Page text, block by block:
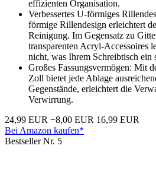
effizienten Organisation.
Verbessertes U-förmiges
förmige Rillendesign erleichtert
Reinigung. Im Gegensatz zu
transparenten Acryl-Accessoires
nicht, was Ihrem Schreibtisch ein
Großes Fassungsvermögen: Mit
Zoll bietet jede Ablage
Gegenstände, erleichtert die
Verwirrung.
24,99 EUR −8,00 EUR 16,99 EUR
Bei Amazon kaufen*
Bestseller Nr. 5